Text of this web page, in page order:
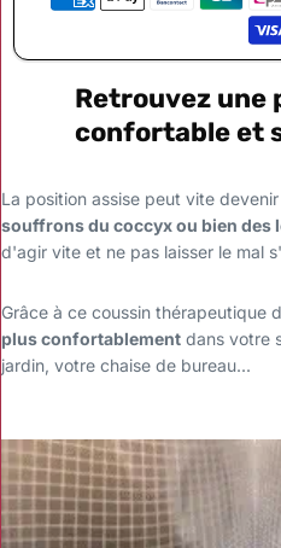
Retrouvez une
confortable et
La position assise peut vite
souffrons du coccyx ou bien des
d'agir vite et ne pas laisser le mal
Grâce à ce coussin thérapeutique
plus confortablement dans votre
jardin, votre chaise de bureau...